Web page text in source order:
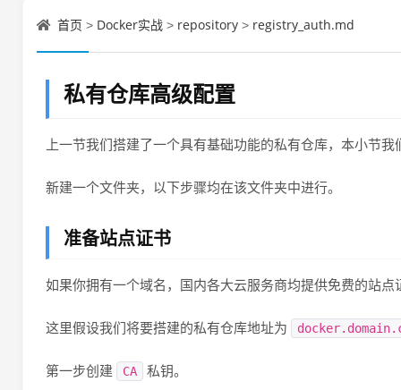
首页 > Docker实战 > repository > registry_auth.md
私有仓库高级配置
上一节我们搭建了一个具有基础功能的私有仓库，本小节
新建一个文件夹，以下步骤均在该文件夹中进行。
准备站点证书
如果你拥有一个域名，国内各大云服务商均提供免费的站
这里假设我们将要搭建的私有仓库地址为
第一步创建 CA 私钥。